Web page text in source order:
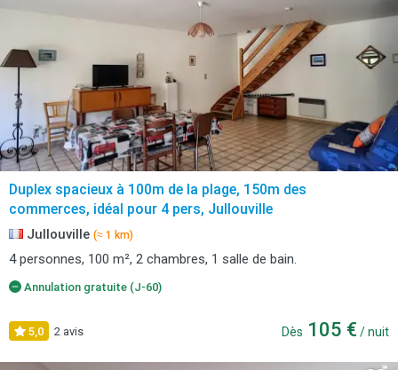
Duplex spacieux à 100m de la plage, 150m des
commerces, idéal pour 4 pers, Jullouville
Jullouville (≈ 1 km)
4 personnes, 100 m², 2 chambres, 1 salle de bain.
Annulation gratuite (J-60)
5,0 2 avis Dès 105 € / nuit